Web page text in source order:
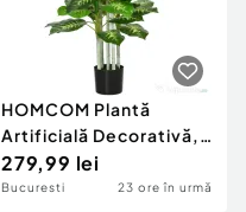
HOMCOM Plantă
Artificială Decorativă,
Înaltă de 120 cm, cu
Ghiveci Negru pentru
279,99 lei
Bucuresti 23 ore în urmă